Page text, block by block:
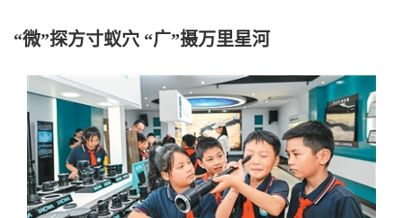
“微”探方寸蚁穴 “广”摄万里星河